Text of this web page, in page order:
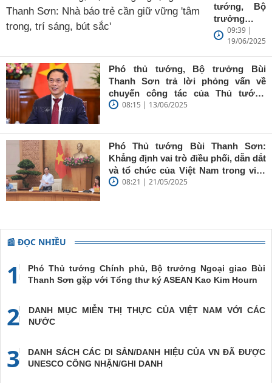
tướng, Bộ
trưởng
Ngoại giao
Bùi Thanh
Sơn: Nhà
báo trẻ cần
giữ vững
'tâm trong,
09:39 |
19/06/2025
Phó thủ tướng, Bộ trưởng Bùi
Thanh Sơn trả lời phỏng vấn về
chuyến công tác của Thủ tướng
Chính phủ đến Estonia, Pháp và
08:15 | 13/06/2025
Phó Thủ tướng Bùi Thanh Sơn:
Khẳng định vai trò điều phối, dẫn dắt
và tổ chức của Việt Nam trong việc
đề cao chủ nghĩa đa phương, đoàn
08:21 | 21/05/2025
📰 ĐỌC NHIỀU
1
Phó Thủ tướng Chính phủ, Bộ trưởng Ngoại giao Bùi
Thanh Sơn gặp với Tổng thư ký ASEAN Kao Kim Hourn
2
DANH MỤC MIỄN THỊ THỰC CỦA VIỆT NAM VỚI CÁC
NƯỚC
3
DANH SÁCH CÁC DI SẢN/DANH HIỆU CỦA VN ĐÃ ĐƯỢC
UNESCO CÔNG NHẬN/GHI DANH